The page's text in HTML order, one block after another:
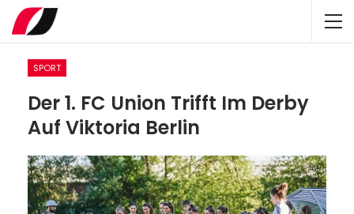
SPORT
Der 1. FC Union Trifft Im Derby
Auf Viktoria Berlin